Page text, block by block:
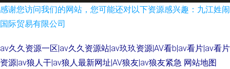
感谢您访问我们的网站，您可能还对以下资源感兴趣：九江姓闹
国际贸易有限公司
av久久资源一区|av久久资源站|av玖玖资源|AV看b|av看片|av看片
资源|av狼人干|av狼人最新网址|AV狼友|av狼友紧急 网站地图